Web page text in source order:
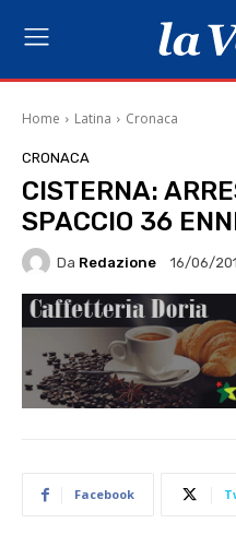
Home Latina Cronaca
CRONACA
CISTERNA:
SPACCIO 36
Da Redazione 16/06/
Facebook